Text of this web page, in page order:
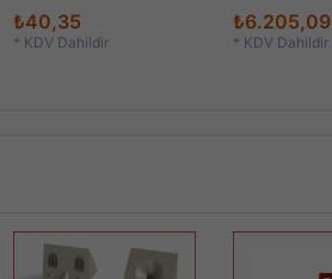
₺40,35
* KDV Dahildir
₺6.205,09
* KDV Dahildir